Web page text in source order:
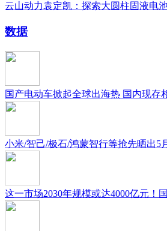
云山动力袁定凯：探索大圆柱固液电
数据
国产电动车掀起全球出海热 国内现存
小米/智己/极石/鸿蒙智行等抢先晒出5
这一市场2030年规模或达4000亿元！